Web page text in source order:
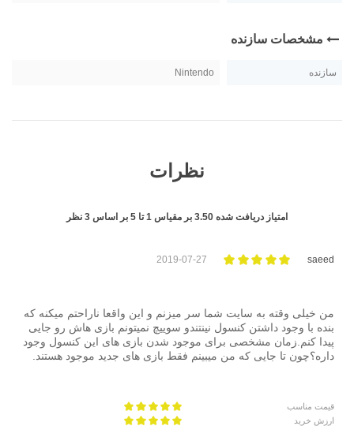
مشخصات سازنده
سازنده Nintendo
نظرات
امتیاز دریافت شده 3.50 بر مقیاس 1تا 5 بر اساس 3 نظر
saeed
2019-07-27
من خیلی وقته به سایت شما سر میزنم و این واقعا ناراحتم میکنه که
بنده با وجود داشتن کنسول نینتندو سوییچ نمیتونم بازی هاش رو جایی
پیدا کنم.زمان مشخصی برای موجود شدن بازی های این کنسول وجود
داره؟چون تا جایی که من میبینم فقط بازی های جدید موجود هستند.
قیمت مناسب
ارزش خرید